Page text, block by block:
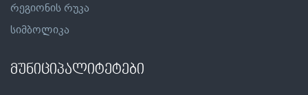
რეგიონის რუკა
სიმბოლიკა
მუნიციპალიტეტები